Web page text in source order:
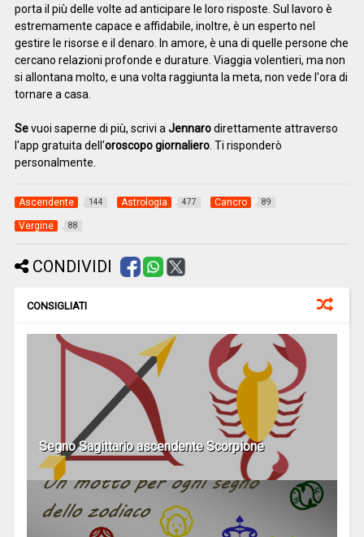
porta il più delle volte ad anticipare le loro risposte. Sul lavoro è
estremamente capace e affidabile, inoltre, è un esperto nel
gestire le risorse e il denaro. In amore, è una di quelle persone che
cercano relazioni profonde e durature. Viaggia volentieri, ma non
si allontana molto, e una volta raggiunta la meta, non vede l'ora di
tornare a casa.
Sevuoi saperne di più, scrivi a Jennarodirettamente attraverso
l'app gratuita dell'oroscopo giornaliero. Ti risponderò
personalmente.
Ascendente 144 Astrologia 477 Cancro 89
Vergine 88
CONDIVIDI
CONSIGLIATI
Segno Sagittario ascendente Scorpione